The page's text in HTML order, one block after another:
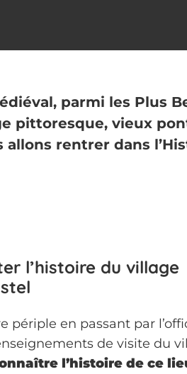
parmi les Plus
pittoresque, vieux
rentrer dans
l’histoire du village
périple en passant par
de visite du
l’histoire de ce